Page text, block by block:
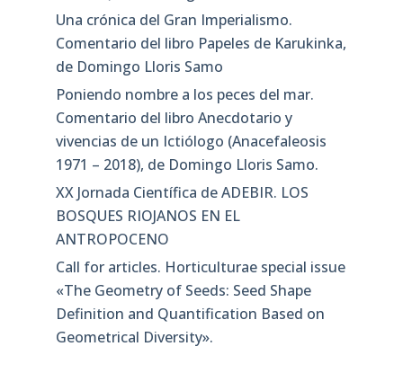
Una crónica del Gran Imperialismo.
Comentario del libro Papeles de Karukinka,
de Domingo Lloris Samo
Poniendo nombre a los peces del mar.
Comentario del libro Anecdotario y
vivencias de un Ictiólogo (Anacefaleosis
1971 – 2018), de Domingo Lloris Samo.
XX Jornada Científica de ADEBIR. LOS
BOSQUES RIOJANOS EN EL
ANTROPOCENO
Call for articles. Horticulturae special issue
«The Geometry of Seeds: Seed Shape
Definition and Quantification Based on
Geometrical Diversity»​.